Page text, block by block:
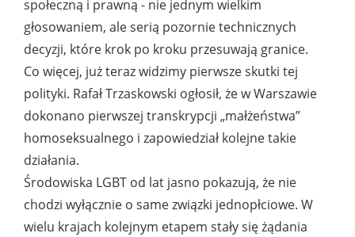
społeczną i prawną - nie jednym wielkim
głosowaniem, ale serią pozornie technicznych
decyzji, które krok po kroku przesuwają granice.
Co więcej, już teraz widzimy pierwsze skutki tej
polityki. Rafał Trzaskowski ogłosił, że w Warszawie
dokonano pierwszej transkrypcji „małżeństwa”
homoseksualnego i zapowiedział kolejne takie
działania.
Środowiska LGBT od lat jasno pokazują, że nie
chodzi wyłącznie o same związki jednopłciowe. W
wielu krajach kolejnym etapem stały się żądania